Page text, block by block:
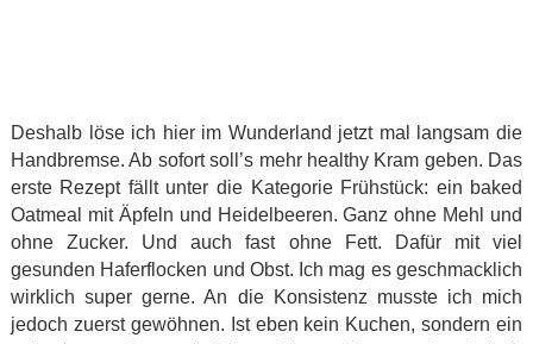
Deshalb löse ich hier im Wunderland jetzt mal langsam die
Handbremse. Ab sofort soll’s mehr healthy Kram geben. Das
erste Rezept fällt unter die Kategorie Frühstück: ein baked
Oatmeal mit Äpfeln und Heidelbeeren. Ganz ohne Mehl und
ohne Zucker. Und auch fast ohne Fett. Dafür mit viel
gesunden Haferflocken und Obst. Ich mag es geschmacklich
wirklich super gerne. An die Konsistenz musste ich mich
jedoch zuerst gewöhnen. Ist eben kein Kuchen, sondern ein